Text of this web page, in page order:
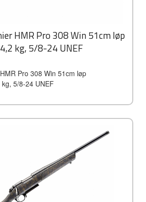
HMR Pro 308 Win 51cm løp
kg, 5/8-24 UNEF
Pro 308 Win 51cm løp
5/8-24 UNEF